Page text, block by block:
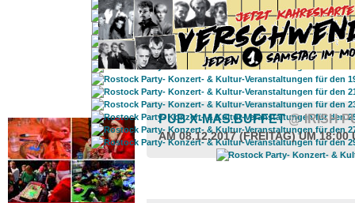
ROSTOCK TAGESTIPP
PUB X-MAS.BUFFET@ IRISH
AM 08.12.2017 (FREITAG) UM 18:00